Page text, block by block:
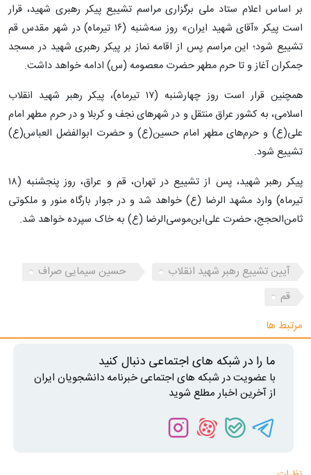
بر اساس اعلام ستاد ملی برگزاری مراسم تشییع پیکر رهبری شهید، قرار
است پیکر «آقای شهید ایران» روز سه‌شنبه (۱۶ تیرماه) در شهر مقدس قم
تشییع شود؛ این مراسم پس از اقامه نماز بر پیکر رهبری شهید در مسجد
جمکران آغاز و تا حرم مطهر حضرت معصومه (س) ادامه خواهد داشت.
همچنین قرار است روز چهارشنبه (۱۷ تیرماه)، پیکر رهبر شهید انقلاب
اسلامی، به کشور عراق منتقل و در شهرهای نجف و کربلا و در حرم مطهر امام
علی(ع) و حرم‌های مطهر امام حسین(ع) و حضرت ابوالفضل العباس(ع)
تشییع شود.
پیکر رهبر شهید، پس از تشییع در تهران، قم و عراق، روز پنجشنبه (۱۸
تیرماه) وارد مشهد الرضا (ع) خواهد شد و در جوار بارگاه منور و ملکوتی
ثامن‌الحجج، حضرت علی‌ابن‌موسی‌الرضا (ع) به خاک سپرده خواهد شد.
آیین تشییع رهبر شهید انقلاب
حسین سیمایی صراف
قم
مرتبط ها
ما را در شبکه های اجتماعی دنبال کنید
با عضویت در شبکه های اجتماعی خبرنامه دانشجویان ایران
از آخرین اخبار مطلع شوید